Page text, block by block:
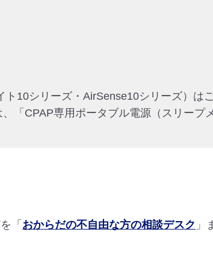
10シリーズ・AirSense10シリーズ）は
「CPAP専用ポータブル電源（スリープ
「 おからだの不自由な方の相談デスク 」